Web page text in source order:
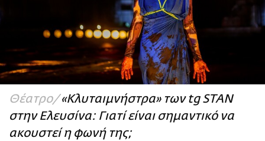
LIFOLAND
CITY GUIDE
ΑΜΠΑ
PRINT
Θέατρο «Κλυταιμνήστρα» των tg STAN
στην Ελευσίνα: Γιατί είναι σημαντικό να
ακουστεί η φωνή της;